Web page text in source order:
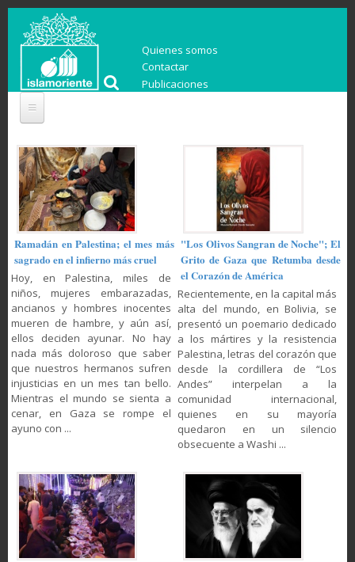
Quienes somos
Contactar
Publicaciones
Ramadán en Palestina; el mes más
sagrado en el infierno más cruel
Hoy, en Palestina, miles de
niños, mujeres embarazadas,
ancianos y hombres inocentes
mueren de hambre, y aún así,
ellos deciden ayunar. No hay
nada más doloroso que saber
que nuestros hermanos sufren
injusticias en un mes tan bello.
Mientras el mundo se sienta a
cenar, en Gaza se rompe el
ayuno con ...
"Los Olivos Sangran de Noche"; El
Grito de Gaza que Retumba desde
el Corazón de América
Recientemente, en la capital más
alta del mundo, en Bolivia, se
presentó un poemario dedicado
a los mártires y la resistencia
Palestina, letras del corazón que
desde la cordillera de “Los
Andes” interpelan a la
comunidad internacional,
quienes en su mayoría
quedaron en un silencio
obsecuente a Washi ...